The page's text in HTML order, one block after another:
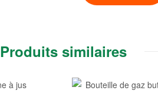
Produits similaires